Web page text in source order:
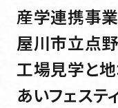
JFPS journal
JFPSジャーナル
JFPS journal
JFPSジャーナル
産学連携事
屋川市立点
工場見学と地
あいフェステ